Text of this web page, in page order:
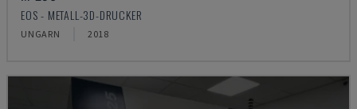
EOS - METALL-3D-DRUCKER
UNGARN 2018